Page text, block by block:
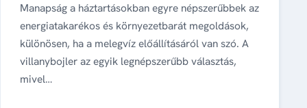
Manapság a háztartásokban egyre népszerűbbek az
energiatakarékos és környezetbarát megoldások,
különösen, ha a melegvíz előállításáról van szó. A
villanybojler az egyik legnépszerűbb választás,
mivel…